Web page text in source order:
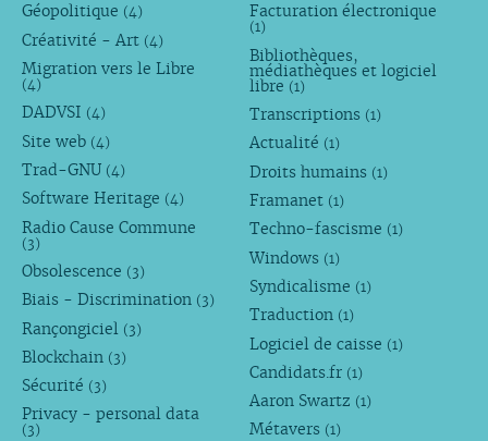
Géopolitique (4)
Créativité - Art (4)
Migration vers le Libre
(4)
DADVSI (4)
Site web (4)
Trad-GNU (4)
Software Heritage (4)
Radio Cause Commune
(3)
Obsolescence (3)
Biais - Discrimination (3)
Rançongiciel (3)
Blockchain (3)
Sécurité (3)
Privacy - personal data
(3)
Facturation électronique
(1)
Bibliothèques,
médiathèques et logiciel
libre (1)
Transcriptions (1)
Actualité (1)
Droits humains (1)
Framanet (1)
Techno-fascisme (1)
Windows (1)
Syndicalisme (1)
Traduction (1)
Logiciel de caisse (1)
Candidats.fr (1)
Aaron Swartz (1)
Métavers (1)